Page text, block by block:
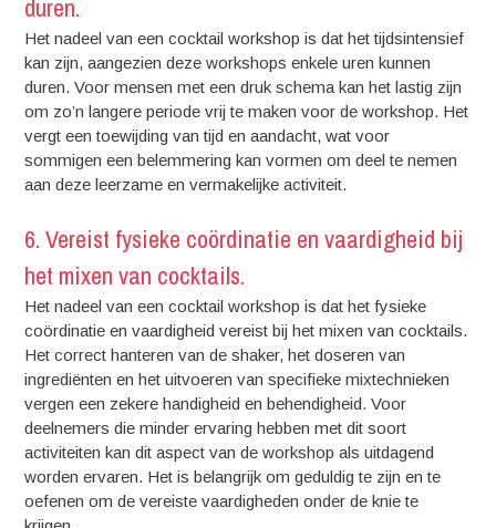
duren.
Het nadeel van een cocktail workshop is dat het tijdsintensief
kan zijn, aangezien deze workshops enkele uren kunnen
duren. Voor mensen met een druk schema kan het lastig zijn
om zo’n langere periode vrij te maken voor de workshop. Het
vergt een toewijding van tijd en aandacht, wat voor
sommigen een belemmering kan vormen om deel te nemen
aan deze leerzame en vermakelijke activiteit.
6. Vereist fysieke coördinatie en vaardigheid bij
het mixen van cocktails.
Het nadeel van een cocktail workshop is dat het fysieke
coördinatie en vaardigheid vereist bij het mixen van cocktails.
Het correct hanteren van de shaker, het doseren van
ingrediënten en het uitvoeren van specifieke mixtechnieken
vergen een zekere handigheid en behendigheid. Voor
deelnemers die minder ervaring hebben met dit soort
activiteiten kan dit aspect van de workshop als uitdagend
worden ervaren. Het is belangrijk om geduldig te zijn en te
oefenen om de vereiste vaardigheden onder de knie te